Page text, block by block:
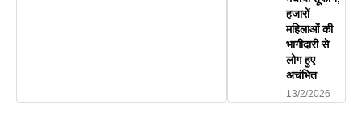
हजारों
महिलाओं की
भागीदारी से
लोग हुए
अचंभित
13/2/2026